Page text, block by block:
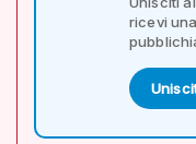
ricevi